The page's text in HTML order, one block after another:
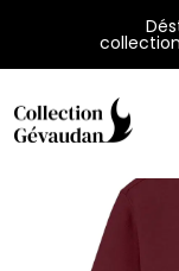
Panneau de gestion